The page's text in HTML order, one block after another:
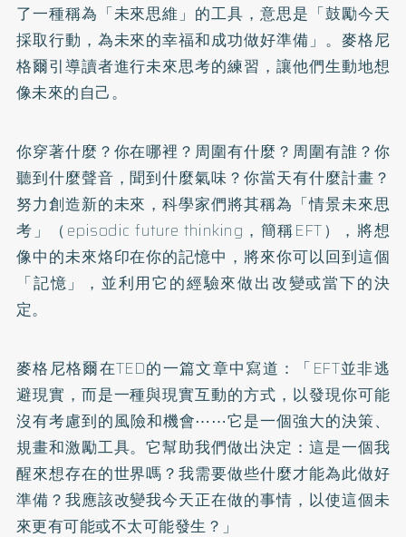
了一種稱為「未來思維」的工具，意思是「鼓勵今天
採取行動，為未來的幸福和成功做好準備」。麥格尼
格爾引導讀者進行未來思考的練習，讓他們生動地想
像未來的自己。
你穿著什麼？你在哪裡？周圍有什麼？周圍有誰？你
聽到什麼聲音，聞到什麼氣味？你當天有什麼計畫？
努力創造新的未來，科學家們將其稱為「情景未來思
考」（episodic future thinking，簡稱EFT），將想
像中的未來烙印在你的記憶中，將來你可以回到這個
「記憶」，並利用它的經驗來做出改變或當下的決
定。
麥格尼格爾在TED的一篇文章中寫道：「EFT並非逃
避現實，而是一種與現實互動的方式，以發現你可能
沒有考慮到的風險和機會⋯⋯它是一個強大的決策、
規畫和激勵工具。它幫助我們做出決定：這是一個我
醒來想存在的世界嗎？我需要做些什麼才能為此做好
準備？我應該改變我今天正在做的事情，以使這個未
來更有可能或不太可能發生？」